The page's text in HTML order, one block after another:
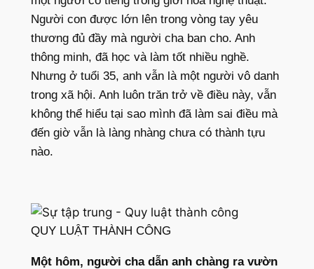
Người con được lớn lên trong vòng tay yêu
thương đủ đầy mà người cha ban cho. Anh
thông minh, đã học và làm tốt nhiều nghề.
Nhưng ở tuổi 35, anh vẫn là một người vô danh
trong xã hội. Anh luôn trăn trở về điều này, vẫn
không thể hiểu tại sao mình đã làm sai điều mà
đến giờ vẫn là làng nhàng chưa có thành tựu
nào.
QUY LUẬT THÀNH CÔNG
Một hôm, người cha dẫn anh chàng ra vườn